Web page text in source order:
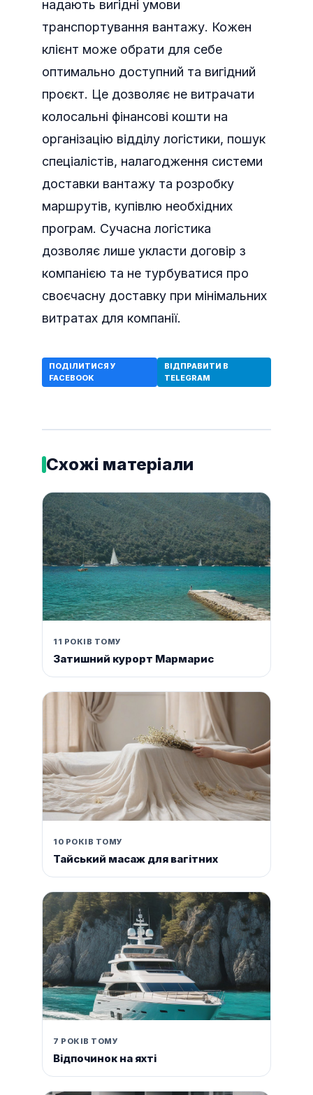
надають вигідні умови
транспортування вантажу. Кожен
клієнт може обрати для себе
оптимально доступний та вигідний
проєкт. Це дозволяє не витрачати
колосальні фінансові кошти на
організацію відділу логістики, пошук
спеціалістів, налагодження системи
доставки вантажу та розробку
маршрутів, купівлю необхідних
програм. Сучасна логістика
дозволяє лише укласти договір з
компанією та не турбуватися про
своєчасну доставку при мінімальних
витратах для компанії.
ПОДІЛИТИСЯ У
FACEBOOK
ВІДПРАВИТИ В
TELEGRAM
Схожі матеріали
11 РОКІВ ТОМУ
Затишний курорт Мармарис
10 РОКІВ ТОМУ
Тайський масаж для вагітних
7 РОКІВ ТОМУ
Відпочинок на яхті